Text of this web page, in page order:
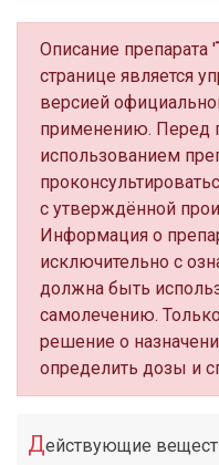
Описание препарата '
странице является
версией
применению. Перед
использованием
с утверждённой
Информация о
исключительно с
должна быть
самолечению.
решение о
определить дозы и
Действующие